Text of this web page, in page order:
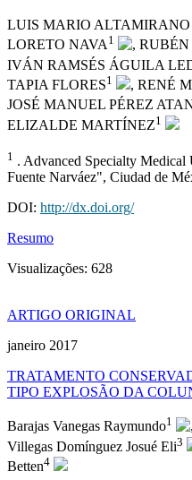
LUIS MARIO ALTAMIRANO
LORETO NAVA1 ,
IVÁN RAMSÉS ÁGUILA
TAPIA FLORES1 , RENÉ
JOSÉ MANUEL PÉREZ
ELIZALDE MARTÍNEZ1
1 . Advanced Specialty
Fuente Narváez", Ciudad de
DOI: http://dx.doi.org/
Resumo
Visualizações: 628
ARTIGO ORIGINAL
janeiro 2017
TRATAMENTO
TIPO EXPLOSÃO DA
Barajas Vanegas Raymundo1
Villegas Domínguez Josué Eli3
Betten4